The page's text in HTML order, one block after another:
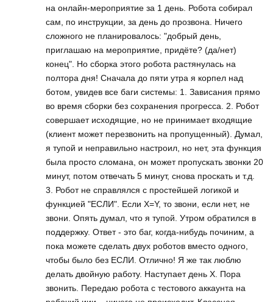
на онлайн-мероприятие за 1 день. Робота собирал
сам, по инструкции, за день до прозвона. Ничего
сложного не планировалось: "добрый день,
приглашаю на мероприятие, придёте? (да/нет)
конец". Но сборка этого робота растянулась на
полтора дня! Сначала до пяти утра я корпел над
ботом, увидев все баги системы: 1. Зависания прямо
во время сборки без сохранения прогресса. 2. Робот
совершает исходящие, но не принимает входящие
(клиент может перезвонить на пропущенный). Думал,
я тупой и неправильно настроил, но нет, эта функция
была просто сломана, он может пропускать звонки 20
минут, потом отвечать 5 минут, снова проскать и т.д.
3. Робот не справлялся с простейшей логикой и
функцией "ЕСЛИ". Если Х=Y, то звони, если нет, не
звони. Опять думал, что я тупой. Утром обратился в
поддержку. Ответ - это баг, когда-нибудь починим, а
пока можете сделать двух роботов вместо одного,
чтобы было без ЕСЛИ. Отлично! Я же так люблю
делать двойную работу. Наступает день Х. Пора
звонить. Передаю робота с тестового аккаунта на